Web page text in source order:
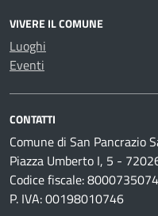
VIVERE IL COMUNE
Luoghi
Eventi
CONTATTI
Comune di San Pancrazio
Piazza Umberto I, 5 -
Codice fiscale:
P. IVA: 00198010746